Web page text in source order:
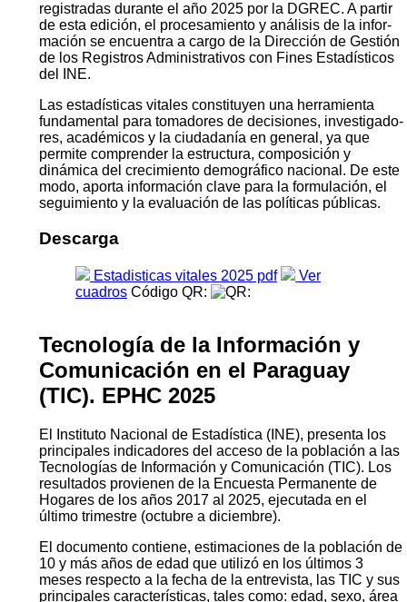
registradas durante el año 2025 por la DGREC. A partir
de esta edición, el procesamiento y análisis de la infor­
mación se encuentra a cargo de la Dirección de Gestión
de los Registros Administrativos con Fines Estadísticos
del INE.
Las estadísticas vitales constituyen una herramienta
fundamental para tomadores de decisiones, investigado­
res, académicos y la ciudadanía en general, ya que
permite comprender la estructura, composición y
dinámica del crecimiento demográfico nacional. De este
modo, aporta información clave para la formulación, el
segui­miento y la evaluación de las políticas públicas.
Descarga
Estadisticas vitales 2025 pdf
Ver
cuadros Código QR:
Tecnología de la Información y
Comunicación en el Paraguay
(TIC). EPHC 2025
El Instituto Nacional de Estadística (INE), presenta los
principales indicadores del acceso de la población a las
Tecnologías de Información y Comunicación (TIC). Los
resultados provienen de la Encuesta Permanente de
Hogares de los años 2017 al 2025, ejecutada en el
último trimestre (octubre a diciembre).
El documento contiene, estimaciones de la población de
10 y más años de edad que utilizó en los últimos 3
meses respecto a la fecha de la entrevista, las TIC y sus
principales características, tales como: edad, sexo, área